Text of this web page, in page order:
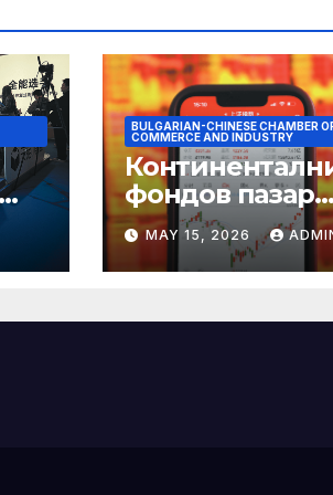
BULGARIAN-CHINESE CHAMBER
COMMERCE AND INDUSTRY
фондов пазар
достига 11-
годишен връх
MAY 15, 2026